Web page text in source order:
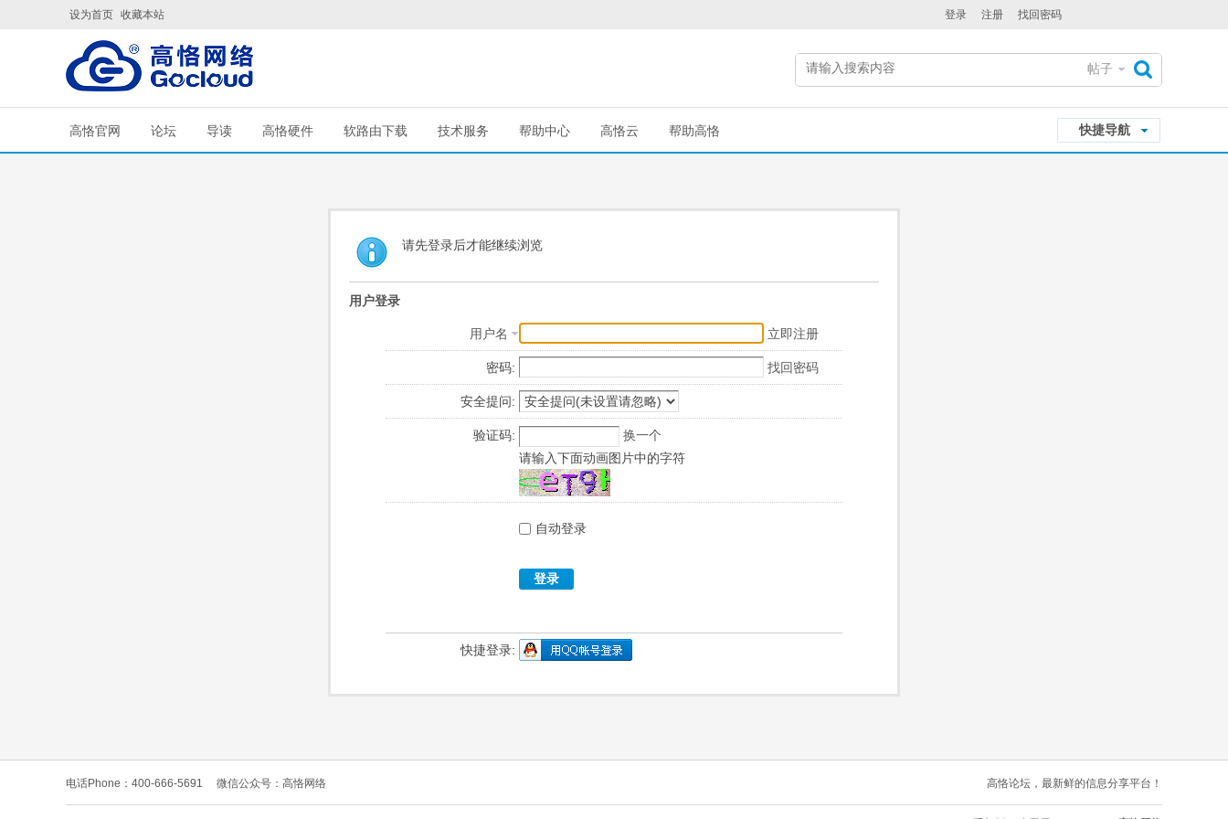
设为首页 收藏本站 登录 注册 找回密码
帖子
快捷导航
高恪官网 论坛 导读 高恪硬件 软路由下载 技术服务 帮助中心 高恪云 帮助高恪
请先登录后才能继续浏览
用户登录
用户名 立即注册
密码: 找回密码
安全提问:
验证码:
换一个
请输入下面动画图片中的字符
自动登录
登录
快捷登录:
电话Phone：400-666-5691 微信公众号：高恪网络 高恪论坛，最新鲜的信息分享平台！